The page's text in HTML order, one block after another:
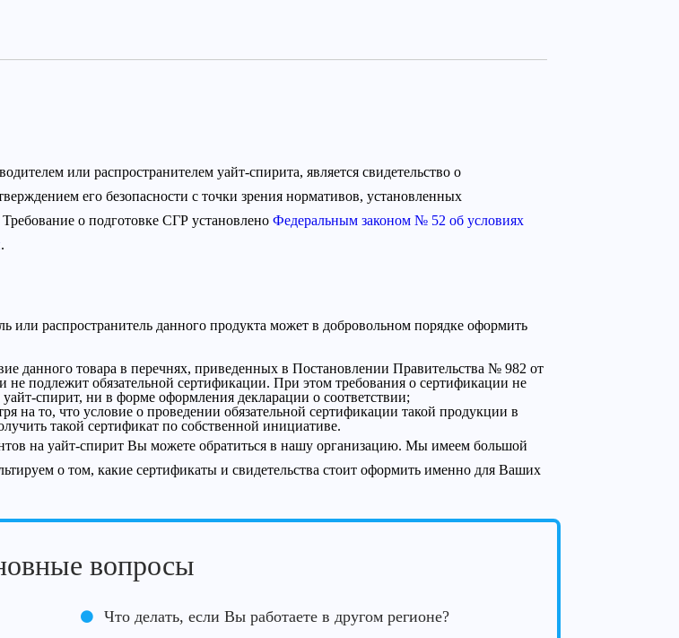
или распространителем уайт-спирита, является свидетельство о
его безопасности с точки зрения нормативов, установленных
о подготовке СГР установлено Федеральным законом № 52 об условиях
.
или распространитель данного продукта может в добровольном порядке оформить
данного товара в перечнях, приведенных в Постановлении Правительства № 982 от
не подлежит обязательной сертификации. При этом требования о сертификации не
спирит, ни в форме оформления декларации о соответствии;
на то, что условие о проведении обязательной сертификации такой продукции в
такой сертификат по собственной инициативе.
на уайт-спирит Вы можете обратиться в нашу организацию. Мы имеем большой
о том, какие сертификаты и свидетельства стоит оформить именно для Ваших
вопросы
Что делать, если Вы работаете в другом регионе?